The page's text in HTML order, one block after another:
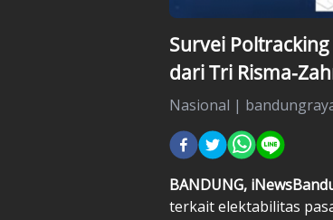
Survei
dari Tri Risma-
Nasional |
BANDUNG,
terkait elektabilitas